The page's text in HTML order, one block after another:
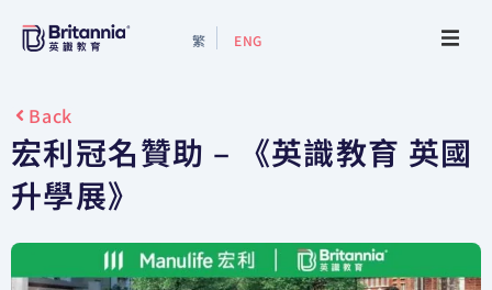
繁 ENG
Events
Study Info
Back
宏利冠名贊助 – 《英識教育 英國
升學展》